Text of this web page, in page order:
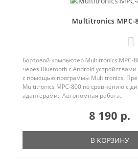
Multitronics MPC-
Бортовой компьютер Multitronics MPC-
через Bluetooth с Android
с помощью программы Multitronics.
Multitronics MPC-800 по сравнению с
адаптерами: Автономная работа..
8 190 р.
В КОРЗИНУ